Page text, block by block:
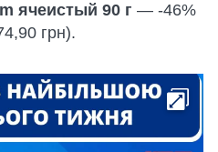
ячеистый 90 г — -46%
грн).